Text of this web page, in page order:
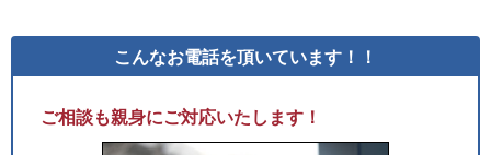
こんなお電話を頂いています！！
ご相談も親身にご対応いたします！